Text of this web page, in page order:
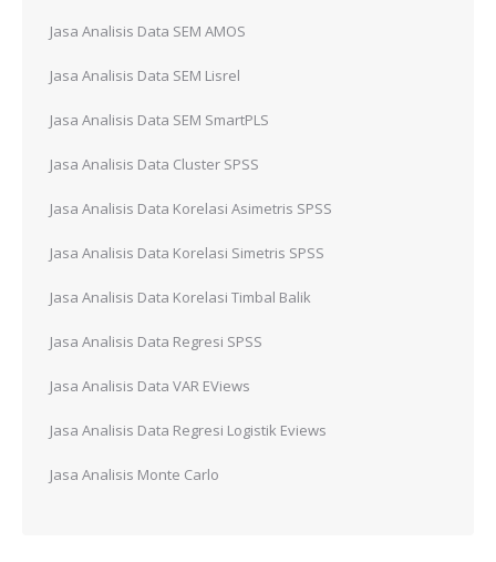
Jasa Analisis Data SEM AMOS
Jasa Analisis Data SEM Lisrel
Jasa Analisis Data SEM SmartPLS
Jasa Analisis Data Cluster SPSS
Jasa Analisis Data Korelasi Asimetris SPSS
Jasa Analisis Data Korelasi Simetris SPSS
Jasa Analisis Data Korelasi Timbal Balik
Jasa Analisis Data Regresi SPSS
Jasa Analisis Data VAR EViews
Jasa Analisis Data Regresi Logistik Eviews
Jasa Analisis Monte Carlo